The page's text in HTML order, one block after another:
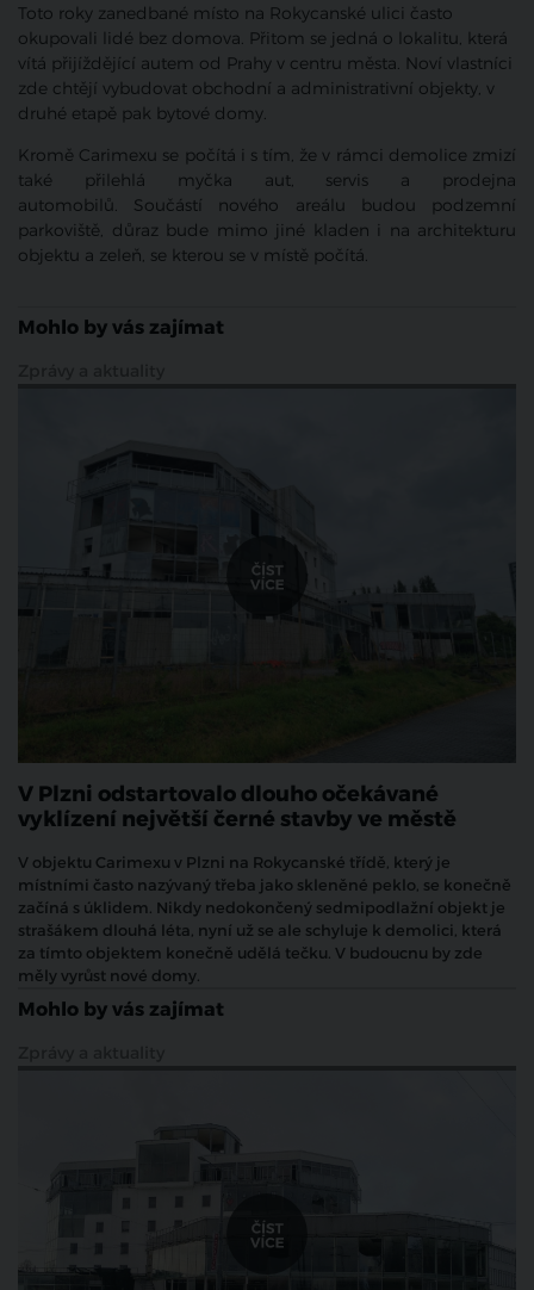
Toto roky zanedbané místo na Rokycanské ulici často
okupovali lidé bez domova. Přitom se jedná o lokalitu, která
vítá přijíždějící autem od Prahy v centru města. Noví vlastníci
zde chtějí vybudovat obchodní a administrativní objekty, v
druhé etapě pak bytové domy.
Kromě Carimexu se počítá i s tím, že v rámci demolice zmizí
také přilehlá myčka aut, servis a prodejna
automobilů. Součástí nového areálu budou podzemní
parkoviště, důraz bude mimo jiné kladen i na architekturu
objektu a zeleň, se kterou se v místě počítá.
Mohlo by vás zajímat
V Plzni odstartovalo dlouho očekávané
vyklízení největší černé stavby ve městě
V objektu Carimexu v Plzni na Rokycanské třídě, který je
místními často nazývaný třeba jako skleněné peklo, se konečně
začíná s úklidem. Nikdy nedokončený sedmipodlažní objekt je
strašákem dlouhá léta, nyní už se ale schyluje k demolici, která
za tímto objektem konečně udělá tečku. V budoucnu by zde
měly vyrůst nové domy.
Mohlo by vás zajímat